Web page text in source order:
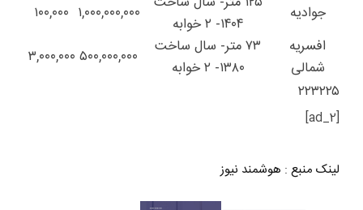
جوادیه
۱۴۰۴- ۲ خوابه
۱,۰۰۰,۰۰۰,۰۰۰ ۱۰۰,۰۰۰
افسریه
شمالی
۷۳ متر- سال ساخت
۱۳۸۰- ۲ خوابه
۵۰۰,۰۰۰,۰۰۰ ۳,۰۰۰,۰۰۰
۲۲۳۲۲۵
[ad_2]
لینک منبع : هوشمند نیوز